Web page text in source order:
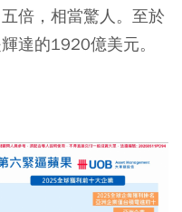
倍，相當驚人。至於
達的1920億美元。